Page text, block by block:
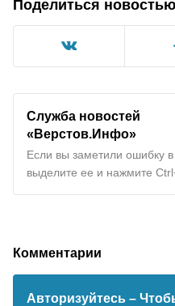
Поделиться новостью
Служба новостей
«Верстов.Инфо»
Если вы заметили ошибку в
выделите ее и нажмите
Комментарии
Авторизуйтесь –